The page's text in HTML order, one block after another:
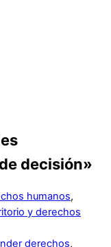
decisión»
humanos,
y derechos
derechos,